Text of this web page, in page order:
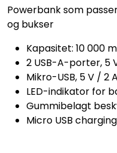
Powerbank som
og bukser
Kapasitet: 10 000
2 USB-A-porter, 5
Mikro-USB, 5 V / 2 A
LED-indikator for
Gummibelagt
Micro USB charging